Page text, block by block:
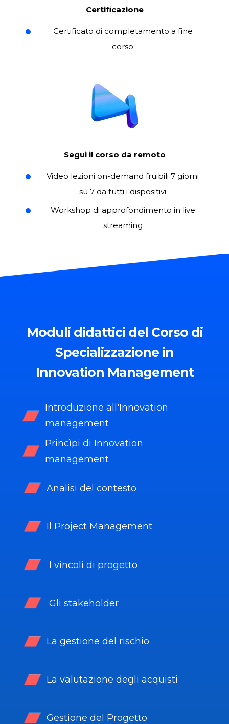
Certificazione
Certificato di completamento a fine
corso
Segui il corso da remoto
Video lezioni on-demand fruibili 7 giorni
su 7 da tutti i dispositivi
Workshop di approfondimento in live
streaming
Modulididattici del Corso di
Specializzazione in
Innovation Management
Introduzione all'Innovation
management
Princìpi di Innovation
management
Analisi del contesto
Il Project Management
I vincoli di progetto
Gli stakeholder
La gestione del rischio
La valutazione degli acquisti
Gestione del Progetto